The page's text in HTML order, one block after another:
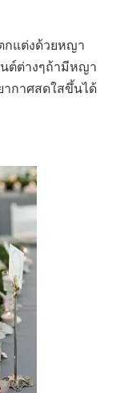
แต่งด้วยหญา
นต์ต่างๆถ้ามีหญา
ากาศสดใสขึ้นได้